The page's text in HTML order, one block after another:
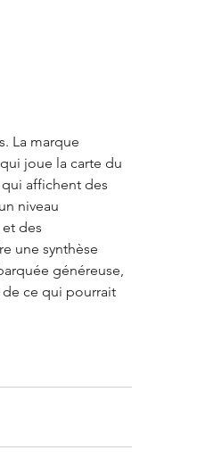
La marque
joue la carte du
affichent des
niveau
des
une synthèse
généreuse,
ce qui pourrait